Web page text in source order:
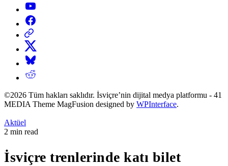
YouTube
Facebook
Threads
X
Bluesky
Reddit
©2026 Tüm hakları saklıdır. İsviçre’nin dijital medya platformu - 41
MEDIA Theme MagFusion designed by WPInterface.
Posted
in
Aktüel
Estimated
time
2 min read
İsviçre trenlerinde katı bilet